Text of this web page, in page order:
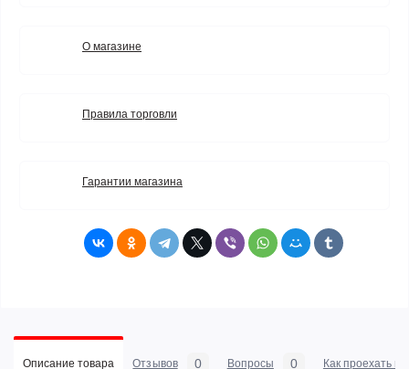
О магазине
Правила торговли
Гарантии магазина
Описание товара Отзывов 0 Вопросы 0 Как проехать в